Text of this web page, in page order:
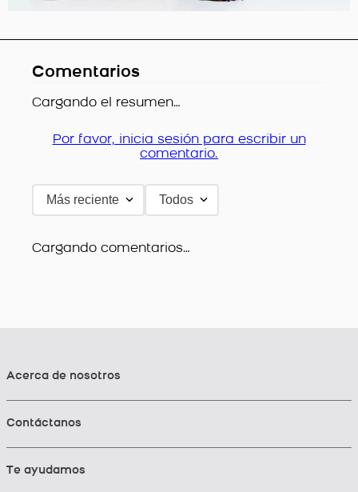
Comentarios
Cargando el resumen…
Por favor, inicia sesión para escribir un
comentario.
Más reciente Todos
Cargando comentarios…
Acerca de nosotros
Contáctanos
Te ayudamos